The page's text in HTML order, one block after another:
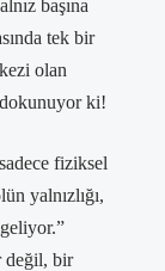
başına
tek bir
olan
ki!
fiziksel
yalnızlığı,
değil, bir